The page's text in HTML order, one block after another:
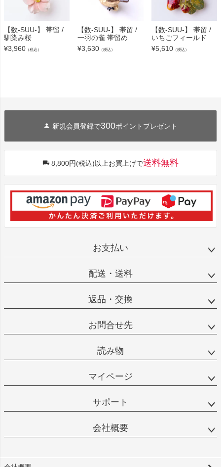
【数-SUU-】 帯留 /
馴染み桜
¥3,960 （税込）
【数-SUU-】 帯留 /
一羽の雀 帯留め
¥3,630 （税込）
【数-SUU-】 帯留 /
いちごフィールド
¥5,610（税込）
新規会員登録で300ポイントプレゼント
8,800円(税込)以上お買上げで送料無料
お支払い
配送・送料
返品・交換
お問合せ先
読み物
マイページ
サポート
会社概要